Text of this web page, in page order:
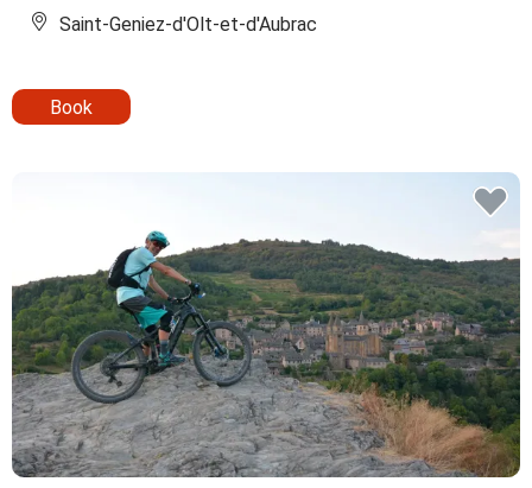
Saint-Geniez-d'Olt-et-d'Aubrac
Book